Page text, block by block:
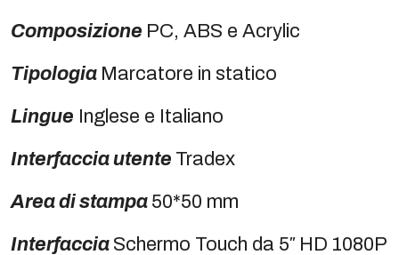
Composizione PC, ABS e Acrylic
Tipologia Marcatore in statico
Lingue Inglese e Italiano
Interfaccia utente Tradex
Area di stampa 50*50 mm
Interfaccia Schermo Touch da 5″ HD 1080P